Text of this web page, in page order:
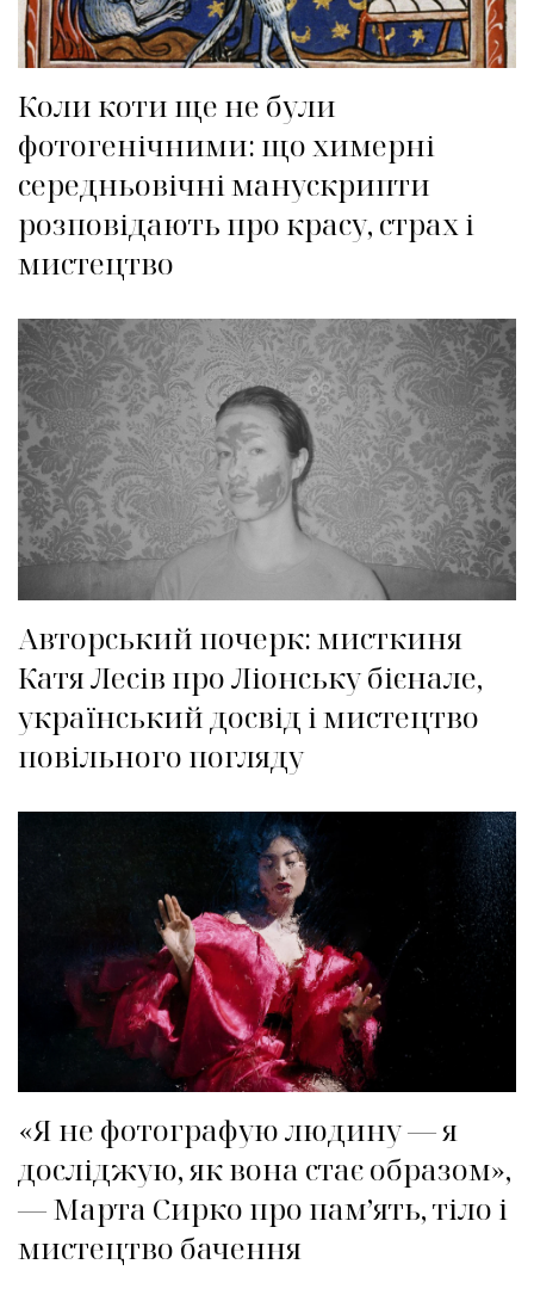
Коли коти ще не були
фотогенічними: що химерні
середньовічні манускрипти
розповідають про красу, страх і
мистецтво
Авторський почерк: мисткиня
Катя Лесів про Ліонську бієнале,
український досвід і мистецтво
повільного погляду
«Я не фотографую людину — я
досліджую, як вона стає образом»,
— Марта Сирко про пам’ять, тіло і
мистецтво бачення